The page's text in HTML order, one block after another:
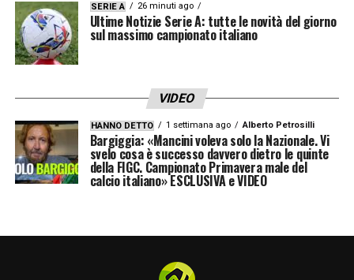
SERIE A 26 minuti ago
Ultime Notizie Serie A: tutte le novità del giorno
sul massimo campionato italiano
VIDEO
HANNO DETTO 1 settimana ago Alberto Petrosilli
Bargiggia: «Mancini voleva solo la Nazionale. Vi
svelo cosa è successo davvero dietro le quinte
della FIGC. Campionato Primavera male del
calcio italiano» ESCLUSIVA e VIDEO